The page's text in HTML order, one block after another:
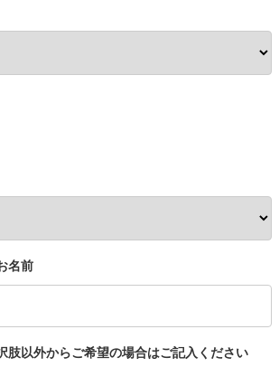
名前
肢以外からご希望の場合はご記入ください